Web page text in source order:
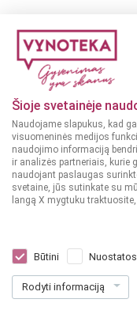
Šioje svetainėje
Naudojame slapukus, kad
visuomeninės medijos
naudojimo informaciją
ir analizės partneriais, kurie
naudojant paslaugas
svetaine, jūs sutinkate su
langą X mygtuku
Būtini Nuostatos
Rodyti informaciją
Kazayak
Dar nėra balsų, galite įvertinti
49